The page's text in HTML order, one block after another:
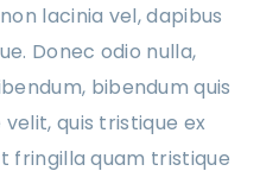
lacinia vel, dapibus
Donec odio nulla,
bibendum quis
quis tristique ex
fringilla quam tristique